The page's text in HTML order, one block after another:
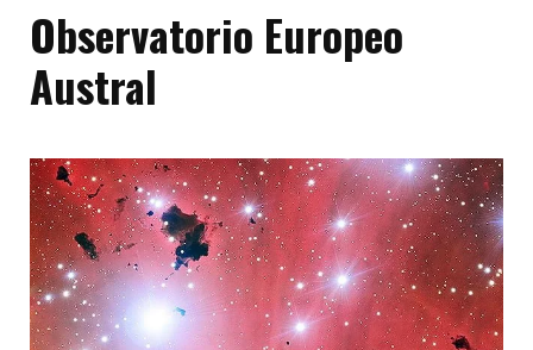
Observatorio Europeo
Austral